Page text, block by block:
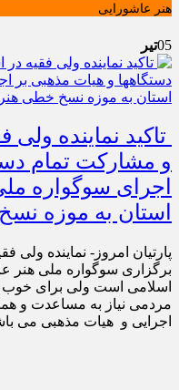
هنر عاشورایی
05تیر
تاکید نماینده
و مشارکت تمام
اجرای سوگواره
استان به موزه
پارتیان امروز- نماینده
برگزاری سوگواره ملی هنر
اسلامی است ولی برای
مردمی نیاز به مساعدت و
اجرایی و هیات مذهبی می